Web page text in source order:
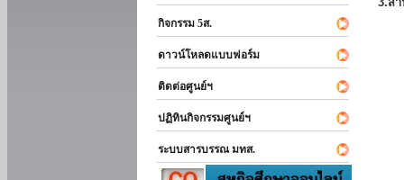
กิจกรรม 5ส.
ดาวน์โหลดแบบฟอร์ม
ติดต่อศูนย์ฯ
ปฏิทินกิจกรรมศูนย์ฯ
ระบบสารบรรณ มทส.